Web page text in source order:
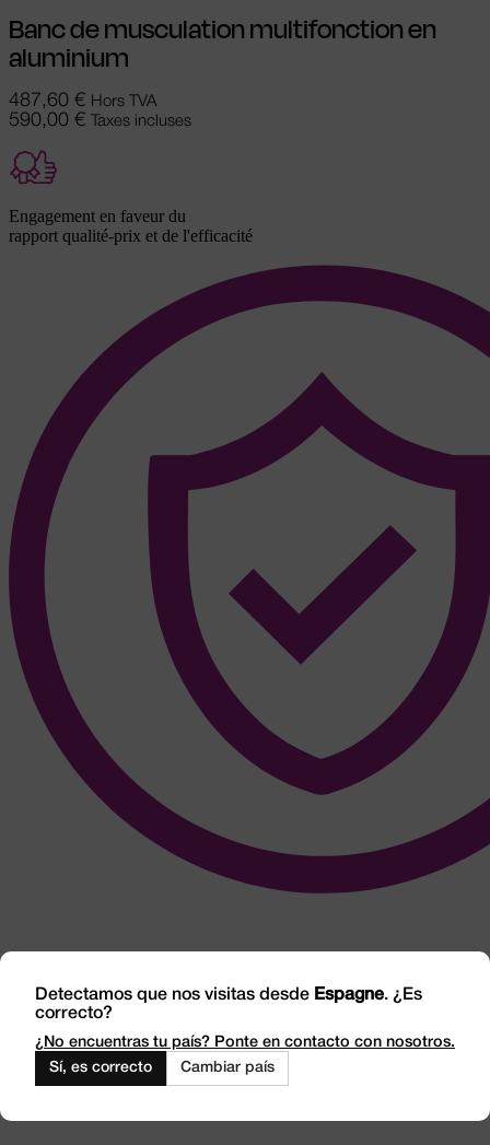
Banc de musculation multifonction en
aluminium
487,60 € Hors TVA
590,00 € Taxes incluses
Engagement en faveur du
rapport qualité-prix et de l'efficacité
Detectamos que nos visitas desde Espagne. ¿Es
correcto?
¿No encuentras tu país? Ponte en contacto con nosotros.
Sí, es correcto
Cambiar país